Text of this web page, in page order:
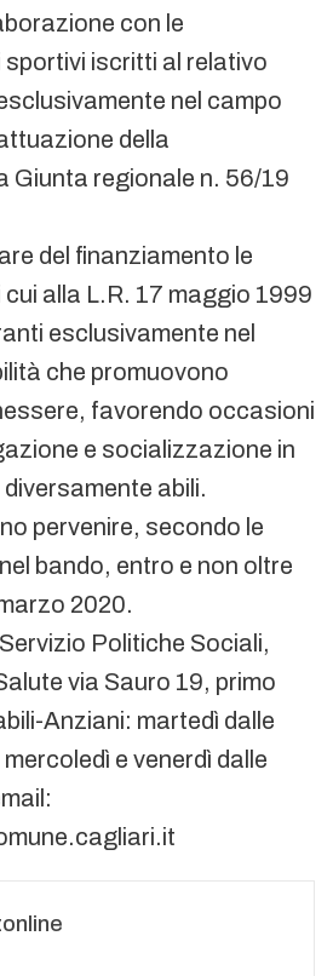
con le
iscritti al relativo
nel campo
della
Giunta regionale n. 56/19
del finanziamento le
alla L.R. 17 maggio 1999
esclusivamente nel
che promuovono
favorendo occasioni
e socializzazione in
abili.
pervenire, secondo le
bando, entro e non oltre
2020.
Politiche Sociali,
via Sauro 19, primo
Anziani: martedì dalle
e venerdì dalle